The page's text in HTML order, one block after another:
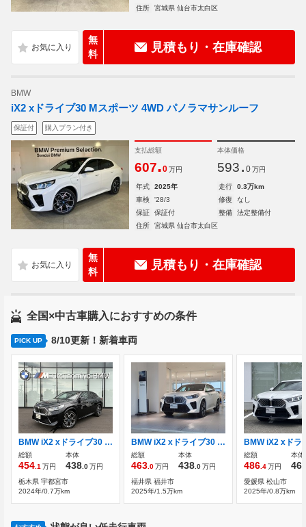
住所
宮城県 仙台市太白区
無
料
見積もり・在庫確認
BMW
iX2 xドライブ30 Mスポーツ 4WD パノラマサンルーフ
保証付 購入プラン付き
支払総額
607.0 万円
本体価格
593. 0 万円
年式 2025年 走行
0.3万km
車検
'28/3 修復
なし
保証
保証付 整備
法定整備付
住所
宮城県 仙台市太白区
無
料
見積もり・在庫確認
全国×中古車購入におすすめの条件
PICK UP 8/10更新！新着車両
BMW iX2 xドライブ30 Mスポーツ 4WD 元代車 禁煙車
総額
454 .1 万円
本体
438 .0万円
栃木県 宇都宮市
2024年/0.7万km
BMW iX2 xドライブ30 Mスポーツ 4WD ハイラインP/20AW
総額
463 .0万円
本体
438 .0万円
福井県 福井市
2025年/1.5万km
総額
486 .4万円
本体
愛媛県 松山市
2025年/0.8万km